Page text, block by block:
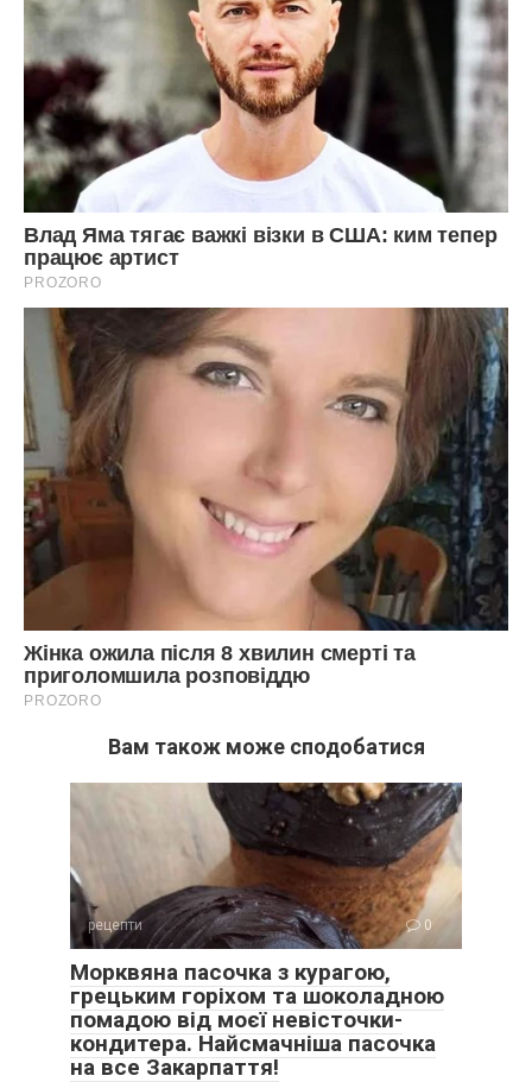
Вам також може сподобатися
рецепти 0
Морквяна пасочка з курагою,
грецьким горіхом та шоколадною
помадою від моєї невісточки-
кондитера. Найсмачніша пасочка
на все Закарпаття!